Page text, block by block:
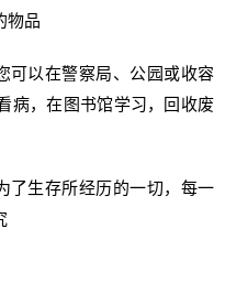
物品
以在警察局、公园或收容
病，在图书馆学习，回收废
生存所经历的一切，每一